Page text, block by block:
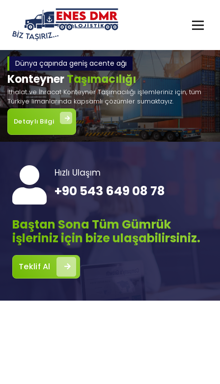
Dünya çapında geniş acente ağı
KonteynerTaşımacılığı
İthalat ve İhracat Konteyner Taşımacılığı işlemleriniz için, tüm
Türkiye limanlarında kapsamlı çözümler sumaktayız.
Detaylı Bilgi
Hızlı Ulaşım
+90 543 649 08 78
Baştan Sona Tüm Gümrük
işleriniz için bize ulaşabilirsiniz.
Teklif Al